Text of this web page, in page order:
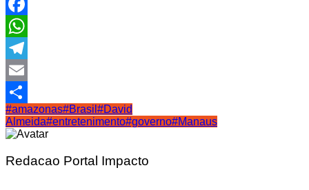
Facebook
WhatsApp
Telegram
Email
Share
#amazonas#Brasil #David
Almeida#entretenimento#governo#Manaus
Redacao Portal Impacto